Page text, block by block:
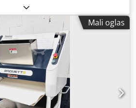
3Пх Dcsdpfxofhdu To Ahgok
Mali oglas